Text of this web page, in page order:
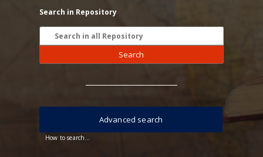
Search in Repository
Search
How to search...
Advanced search